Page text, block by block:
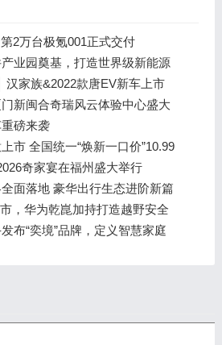
2万台极氪001正式交付
业园奠基，打造世界级新能源
汉家族&2022款唐EV新车上市
新闽合奇瑞风云体验中心盛大
磅来袭
市 全国统一“焕新一口价”10.99
奇家宴在福州盛大举行
面落地 豪华出行生态进阶新篇
，华为乾崑加持打造越野安全
布“奕境”品牌，定义智慧家庭